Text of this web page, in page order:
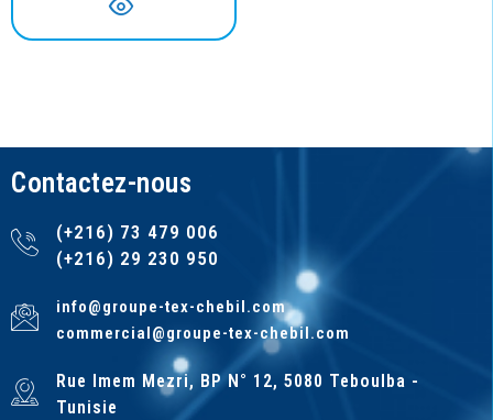
Contactez-nous
(+216) 73 479 006
(+216) 29 230 950
info@groupe-tex-chebil.com
commercial@groupe-tex-chebil.com
Rue Imem Mezri, BP N° 12, 5080 Teboulba -
Tunisie